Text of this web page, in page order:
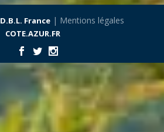
D.B.L. France| Mentions légales
COTE.AZUR.FR